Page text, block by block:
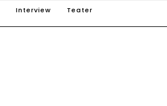
Interview Teater